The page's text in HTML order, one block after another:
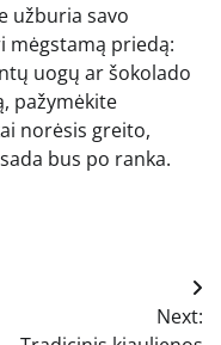
užburia savo
mėgstamą priedą:
uogų ar šokolado
pažymėkite
norėsis greito,
bus po ranka.
Next: